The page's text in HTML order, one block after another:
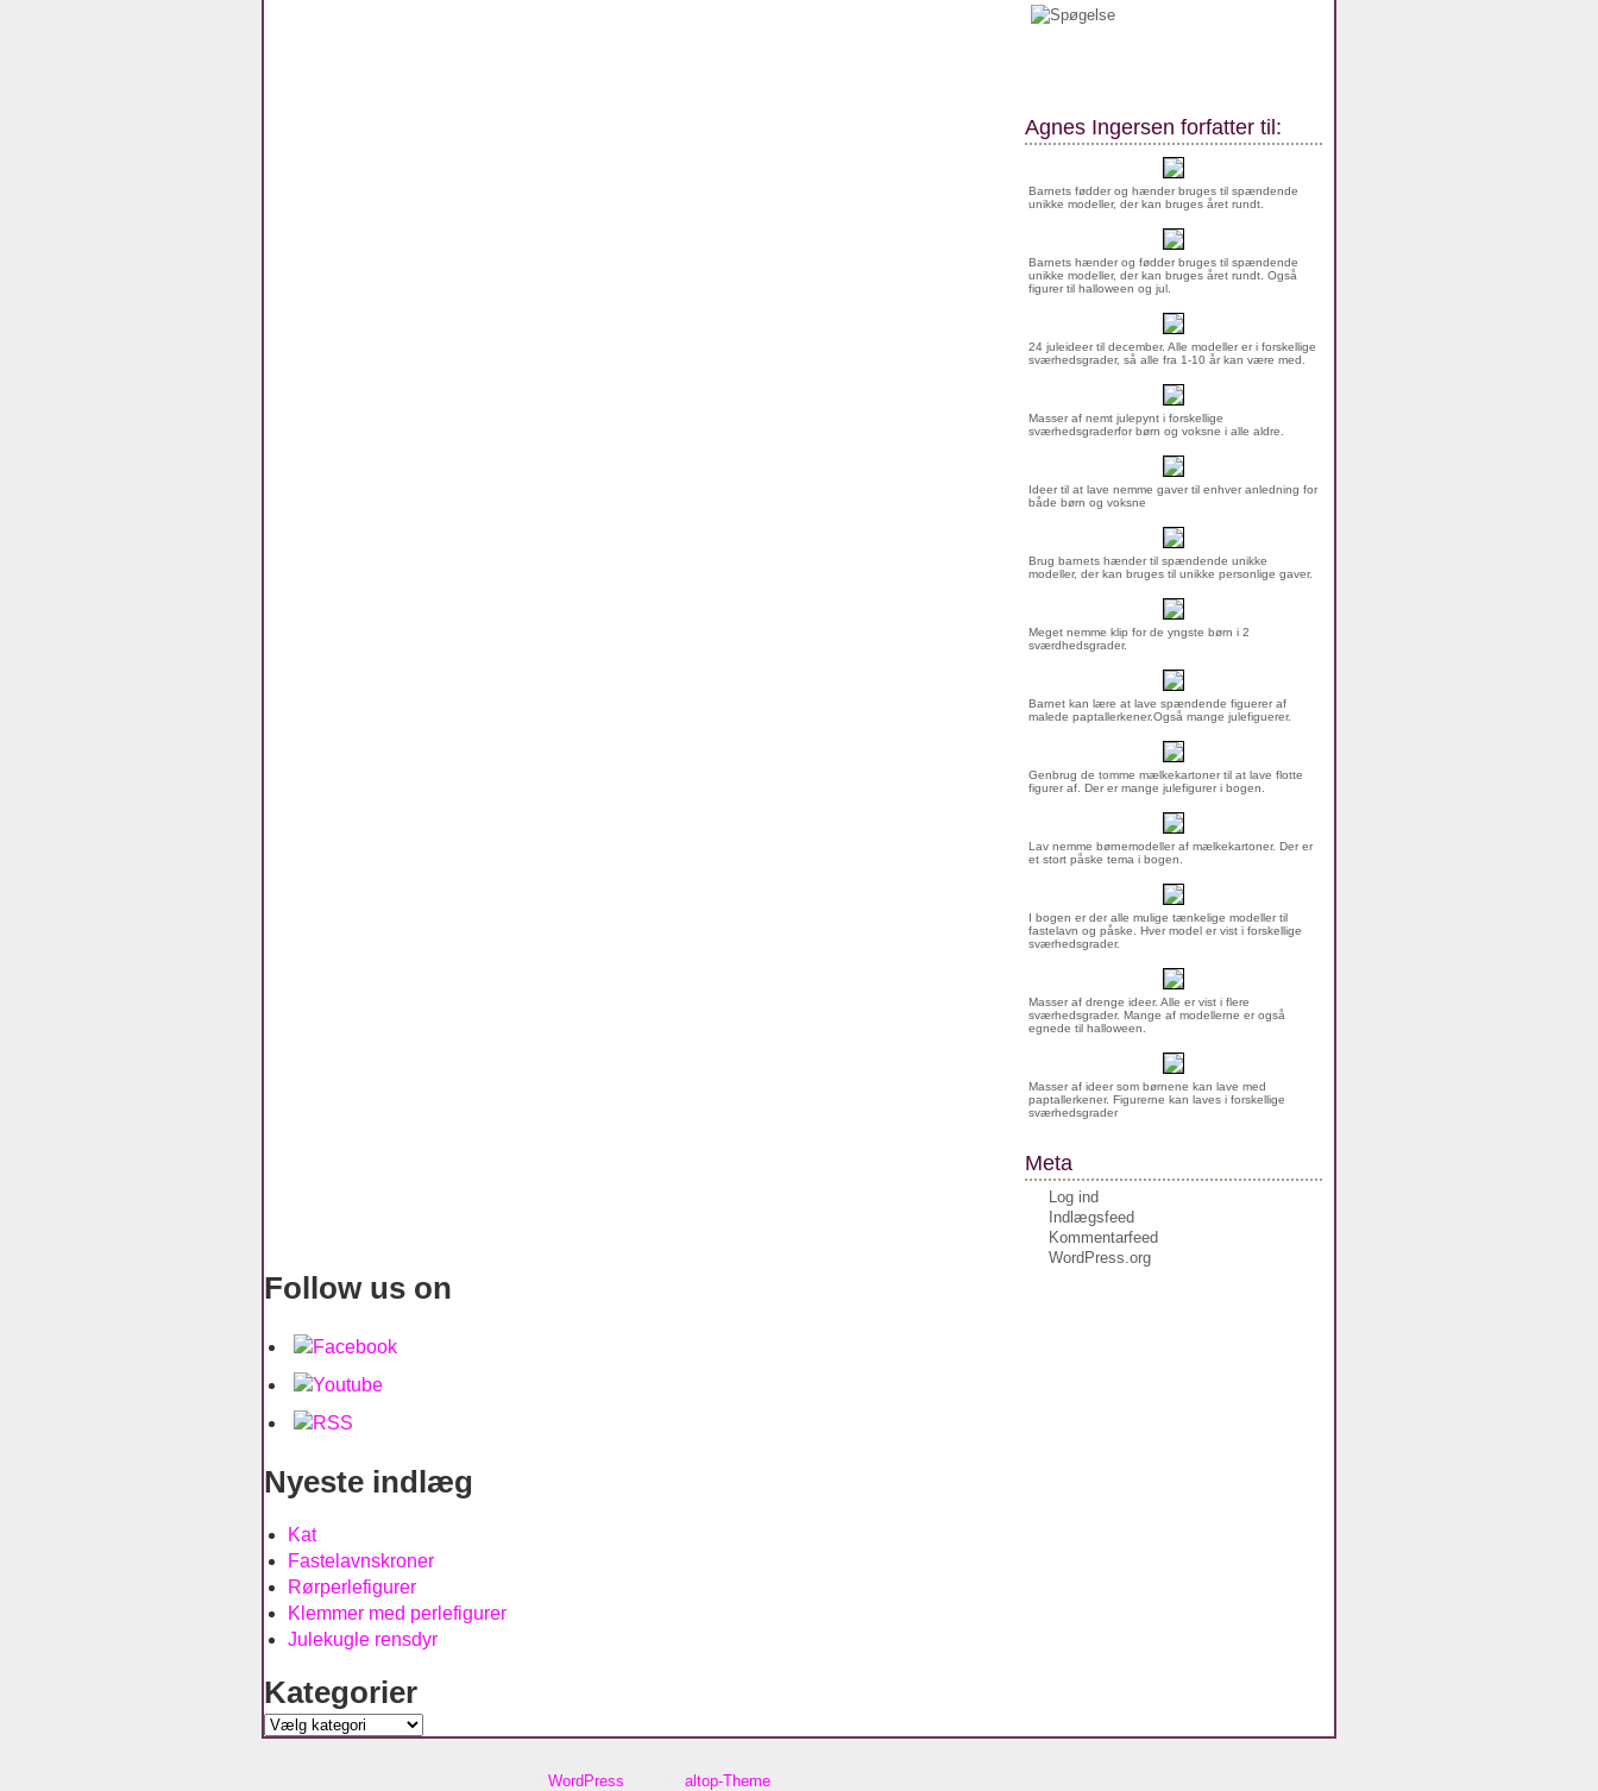
Agnes Ingersen forfatter til:
Barnets fødder og hænder bruges til spændende
unikke modeller, der kan bruges året rundt.
Barnets hænder og fødder bruges til spændende
unikke modeller, der kan bruges året rundt. Også
figurer til halloween og jul.
24 juleideer til december. Alle modeller er i forskellige
sværhedsgrader, så alle fra 1-10 år kan være med.
Masser af nemt julepynt i forskellige
sværhedsgraderfor børn og voksne i alle aldre.
Ideer til at lave nemme gaver til enhver anledning for
både børn og voksne
Brug barnets hænder til spændende unikke
modeller, der kan bruges til unikke personlige gaver.
Meget nemme klip for de yngste børn i 2
sværdhedsgrader.
Barnet kan lære at lave spændende figuerer af
malede paptallerkener.Også mange julefiguerer.
Genbrug de tomme mælkekartoner til at lave flotte
figurer af. Der er mange julefigurer i bogen.
Lav nemme børnemodeller af mælkekartoner. Der er
et stort påske tema i bogen.
I bogen er der alle mulige tænkelige modeller til
fastelavn og påske. Hver model er vist i forskellige
sværhedsgrader.
Masser af drenge ideer. Alle er vist i flere
sværhedsgrader. Mange af modellerne er også
egnede til halloween.
Masser af ideer som børnene kan lave med
paptallerkener. Figurerne kan laves i forskellige
sværhedsgrader
Meta
Log ind
Indlægsfeed
Kommentarfeed
WordPress.org
Follow us on
Nyeste indlæg
Kat
Fastelavnskroner
Rørperlefigurer
Klemmer med perlefigurer
Julekugle rensdyr
Kategorier
Kategorier
WordPress altop-Theme